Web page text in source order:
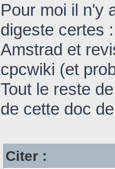
Pour moi il n'y
digeste certes
Amstrad et
cpcwiki (et
Tout le reste
de cette doc
Citer :